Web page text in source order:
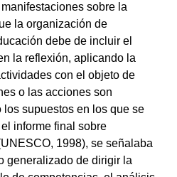
sobre la
la organización de
debe de incluir el
la reflexión, aplicando la
con el objeto de
o las acciones son
supuestos en los que se
informe final sobre
1998), se señalaba
generalizado de dirigir la